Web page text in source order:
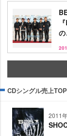
CDシングル売上
2011